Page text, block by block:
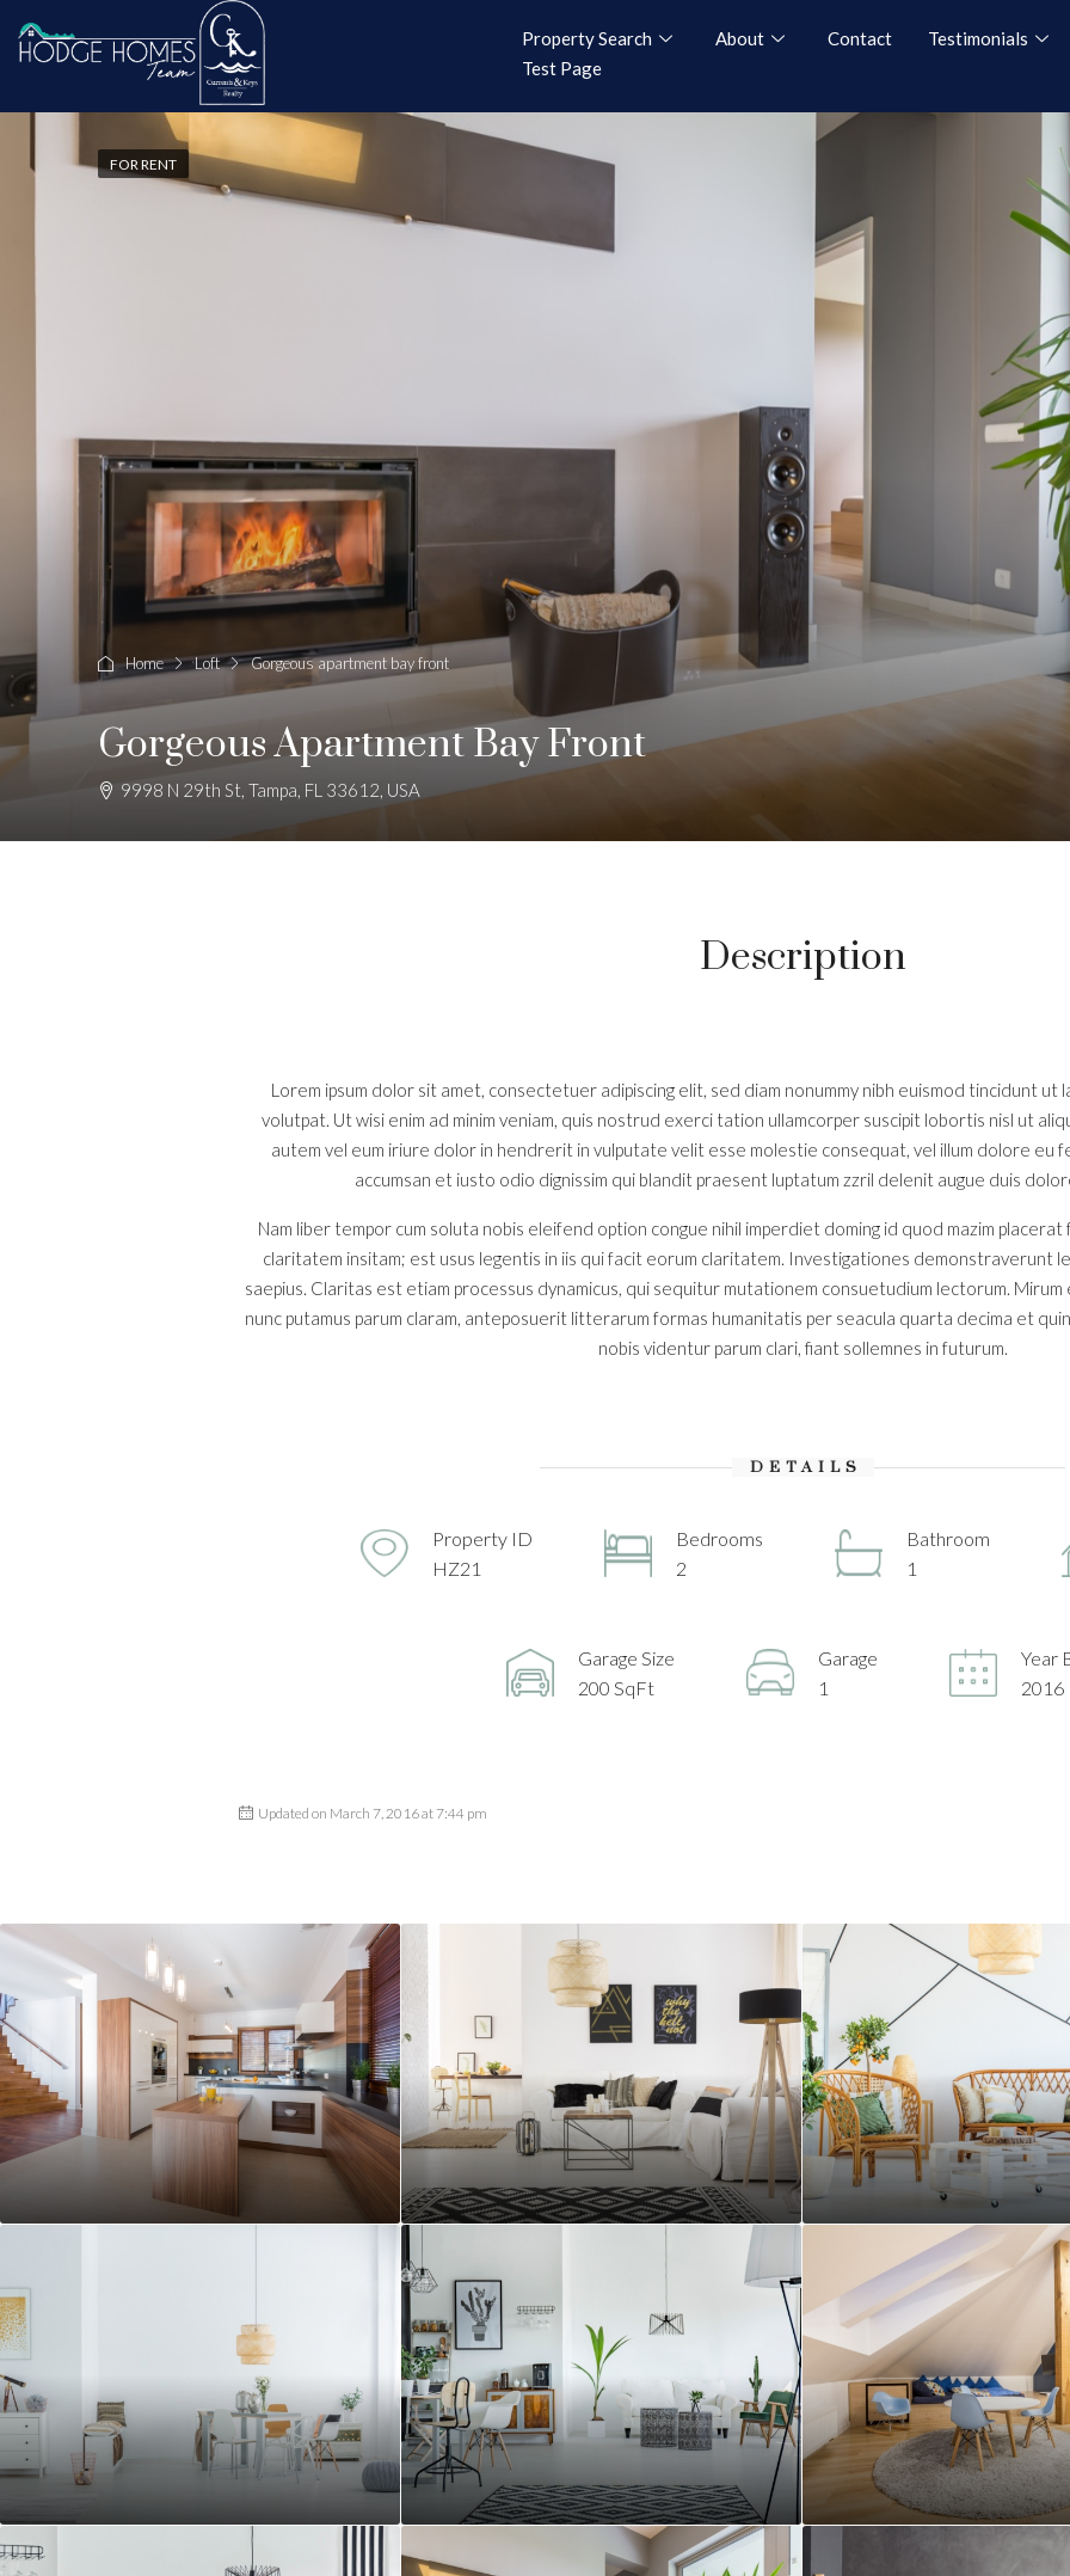
Property Search About Contact
Testimonials
Test Page
FOR RENT
Home Loft Gorgeous apartment bay front
Gorgeous Apartment Bay Front
9998 N 29th St, Tampa, FL 33612, USA
Description
Lorem ipsum dolor sit amet, consectetuer adipiscing elit, sed diam nonummy nibh euismod tincidunt
volutpat. Ut wisi enim ad minim veniam, quis nostrud exerci tation ullamcorper suscipit lobortis nisl ut
autem vel eum iriure dolor in hendrerit in vulputate velit esse molestie consequat, vel illum dolore eu
accumsan et iusto odio dignissim qui blandit praesent luptatum zzril delenit augue duis
Nam liber tempor cum soluta nobis eleifend option congue nihil imperdiet doming id quod mazim placerat
claritatem insitam; est usus legentis in iis qui facit eorum claritatem. Investigationes demonstraverunt
saepius. Claritas est etiam processus dynamicus, qui sequitur mutationem consuetudium lectorum.
nunc putamus parum claram, anteposuerit litterarum formas humanitatis per seacula quarta decima et
nobis videntur parum clari, fiant sollemnes in futurum.
DETAILS
Property ID
HZ21
Bedrooms
2
Bathroom
1
Garage Size
200 SqFt
Garage
1
Year
2016
Updated on March 7, 2016 at 7:44 pm